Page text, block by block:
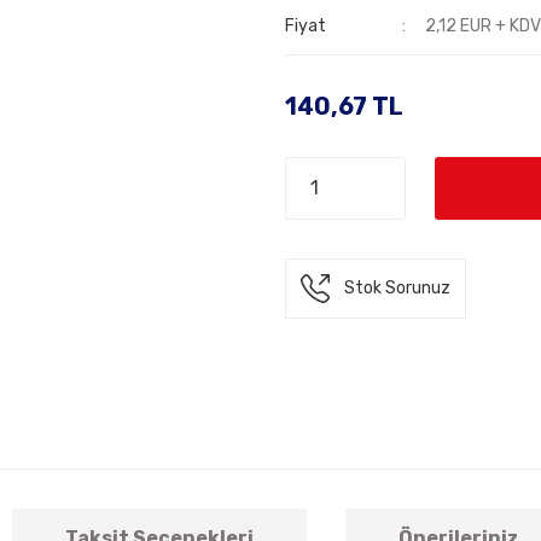
Fiyat 2,12 EUR + KDV
140,67 TL
Stok Sorunuz